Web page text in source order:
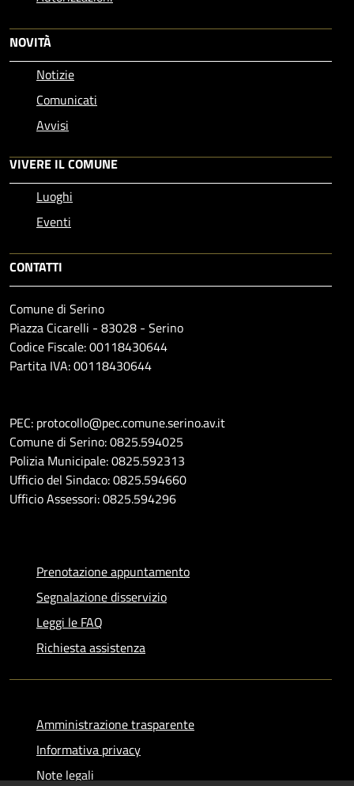
NOVITÀ
Notizie
Comunicati
Avvisi
VIVERE IL COMUNE
Luoghi
Eventi
CONTATTI
Comune di Serino
Piazza Cicarelli - 83028 - Serino
Codice Fiscale: 00118430644
Partita IVA: 00118430644
PEC: protocollo@pec.comune.serino.av.it
Comune di Serino: 0825.594025
Polizia Municipale: 0825.592313
Ufficio del Sindaco: 0825.594660
Ufficio Assessori: 0825.594296
Prenotazione appuntamento
Segnalazione disservizio
Leggi le FAQ
Richiesta assistenza
Amministrazione trasparente
Informativa privacy
Note legali